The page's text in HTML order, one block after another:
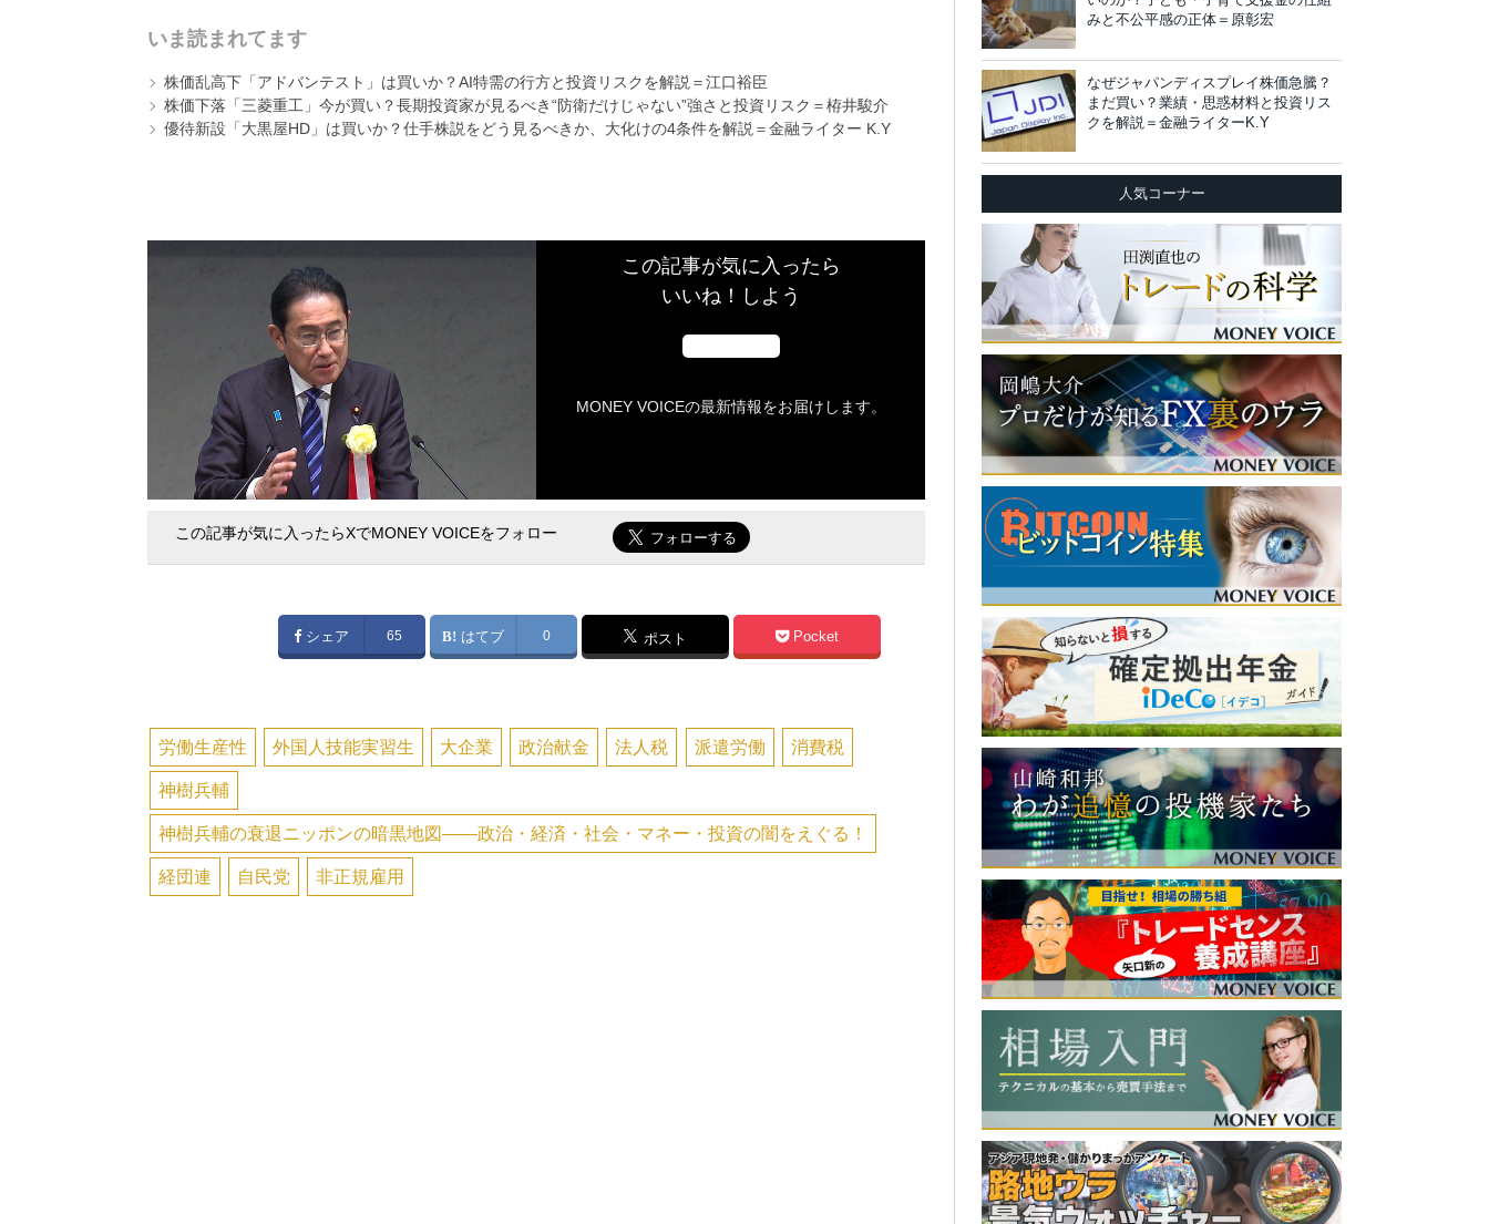
いま読まれてます
株価乱高下「アドバンテスト」は買いか？AI特需の行方と投資リスクを解説＝江口裕臣
株価下落「三菱重工」今が買い？長期投資家が見るべき“防衛だけじゃない”強さと投資リスク＝栫井駿介
優待新設「大黒屋HD」は買いか？仕手株説をどう見るべきか、大化けの4条件を解説＝金融ライター K.Y
この記事が気に入ったら
いいね！しよう
MONEY VOICEの最新情報をお届けします。
この記事が気に入ったらXでMONEY VOICEをフォロー
シェア 65 はてブ 0 ポスト Pocket
労働生産性 外国人技能実習生 大企業 政治献金 法人税 派遣労働 消費税
神樹兵輔
神樹兵輔の衰退ニッポンの暗黒地図――政治・経済・社会・マネー・投資の闇をえぐる！
経団連 自民党 非正規雇用
みと不公平感の正体＝原彰宏
なぜジャパンディスプレイ株価急騰？
まだ買い？業績・思惑材料と投資リス
クを解説＝金融ライターK.Y
人気コーナー